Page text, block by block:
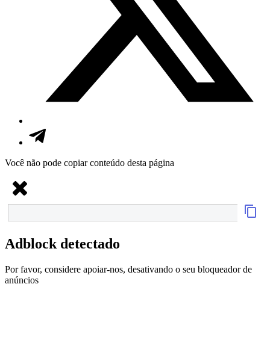
Você não pode copiar conteúdo desta página
Adblock detectado
Por favor, considere apoiar-nos, desativando o seu bloqueador de
anúncios